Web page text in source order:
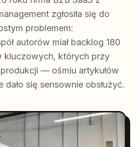
zgłosiła się do
problemem:
autorów miał backlog 180
kluczowych, których przy
— ośmiu artykułów
się sensownie obsłużyć.